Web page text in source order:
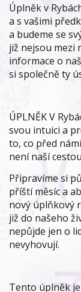
Úplněk v
a s vašimi
a budeme se
již nejsou mezi
informace o
si společně ty
ÚPLNĚK V
svou intuici a
to, co před
není naší
Připravíme si
příští měsíc a
nový úplňkový
již do našeho
nepůjde jen o
nevyhovují.
Tento úplněk je